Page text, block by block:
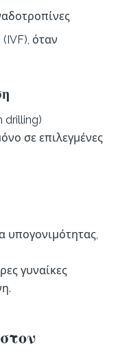
όταν
drilling)
σε επιλεγμένες
υπογονιμότητας,
γυναίκες